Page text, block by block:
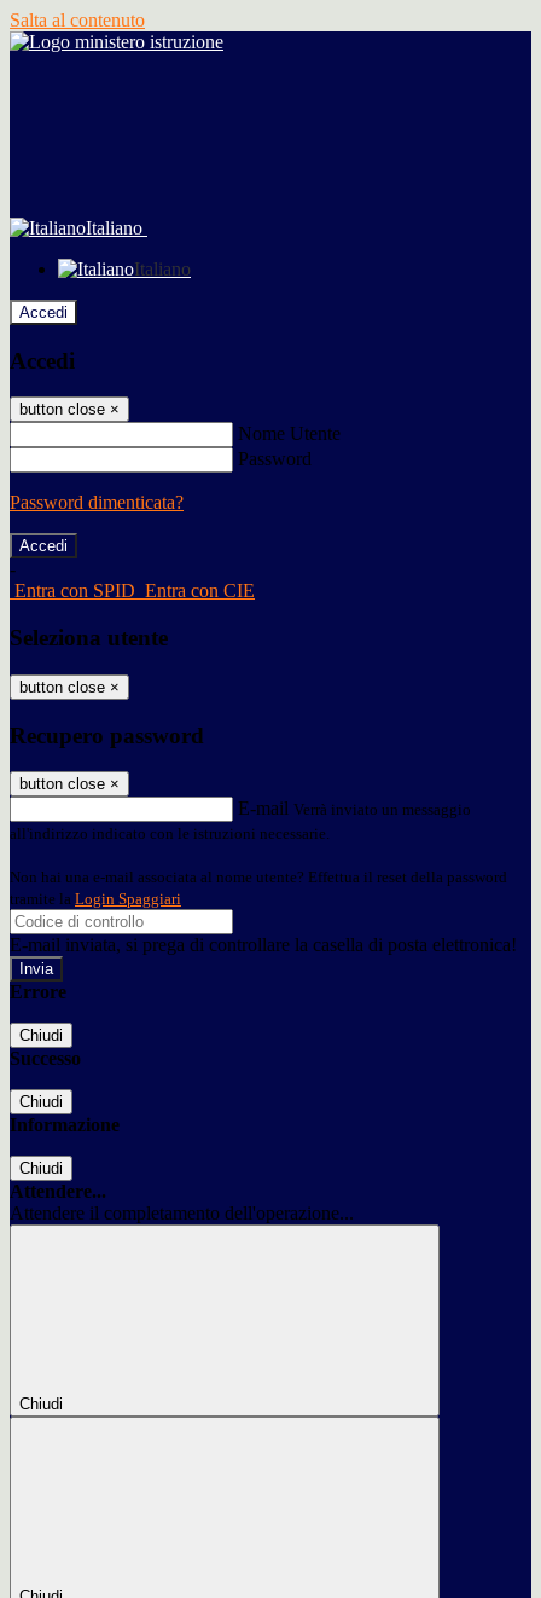
Salta al contenuto
Italiano
Italiano
Accedi
Accedi
button close ×
Nome Utente
Password
Password dimenticata?
-
Entra con SPID Entra con CIE
Seleziona utente
button close ×
Recupero password
button close ×
E-mail Verrà inviato un messaggio
all'indirizzo indicato con le istruzioni necessarie.
Non hai una e-mail associata al nome utente? Effettua il reset della password
tramite la Login Spaggiari
E-mail inviata, si prega di controllare la casella di posta elettronica!
Errore
Chiudi
Successo
Chiudi
Informazione
Chiudi
Attendere...
Attendere il completamento dell'operazione...
Chiudi